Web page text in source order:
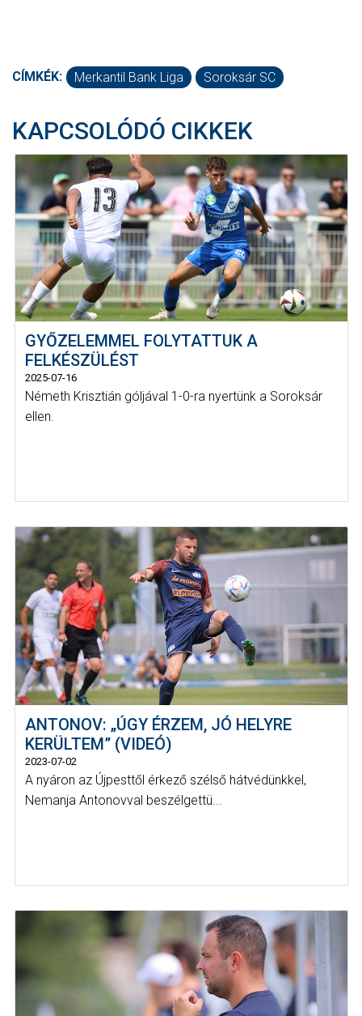
CÍMKÉK: Merkantil Bank Liga Soroksár SC
KAPCSOLÓDÓ CIKKEK
GYŐZELEMMEL FOLYTATTUK A
FELKÉSZÜLÉST
2025-07-16
Németh Krisztián góljával 1-0-ra nyertünk a Soroksár
ellen.
ANTONOV: „ÚGY ÉRZEM, JÓ HELYRE
KERÜLTEM” (VIDEÓ)
2023-07-02
A nyáron az Újpesttől érkező szélső hátvédünkkel,
Nemanja Antonovval beszélgettü...